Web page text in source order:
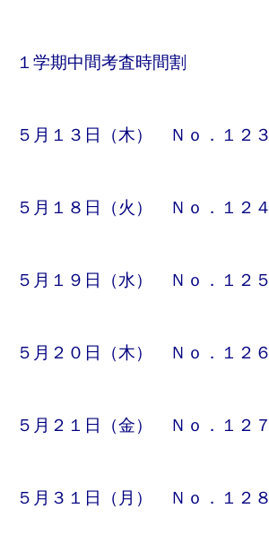
１学期中間考査時間割
５月１３日（木） Ｎｏ．１２３
５月１８日（火） Ｎｏ．１２４
５月１９日（水） Ｎｏ．１２５
５月２０日（木） Ｎｏ．１２６
５月２１日（金） Ｎｏ．１２７
５月３１日（月） Ｎｏ．１２８